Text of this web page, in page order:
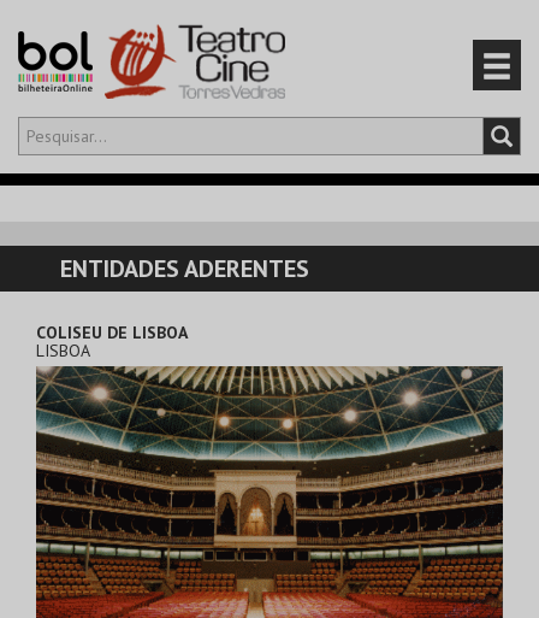
Olá,iniciar sessão
CARRINHO
EVENTOS
CARTÕES
PRODUTOS
ENTIDADES ADERENTES
COLISEU DE LISBOA
LISBOA